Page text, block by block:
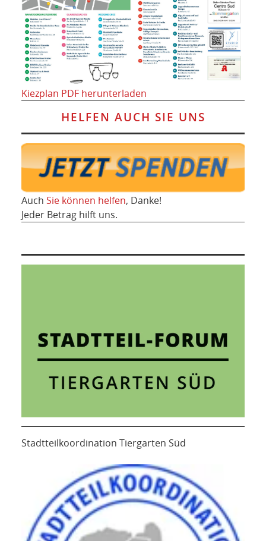
Kiezplan PDF herunterladen
HELFEN AUCH SIE UNS
Auch Sie können helfen, Danke!
Jeder Betrag hilft uns.
Stadtteilkoordination Tiergarten Süd